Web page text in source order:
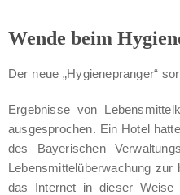
Wende beim
Der neue „Hygienepranger“
Ergebnisse von
ausgesprochen. Ein Hotel
des Bayerischen
Lebensmittelüberwachung
das Internet in dieser Weise